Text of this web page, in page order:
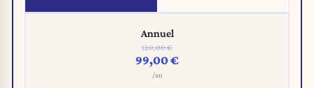
Annuel
120,00 €
99,00 €
/an